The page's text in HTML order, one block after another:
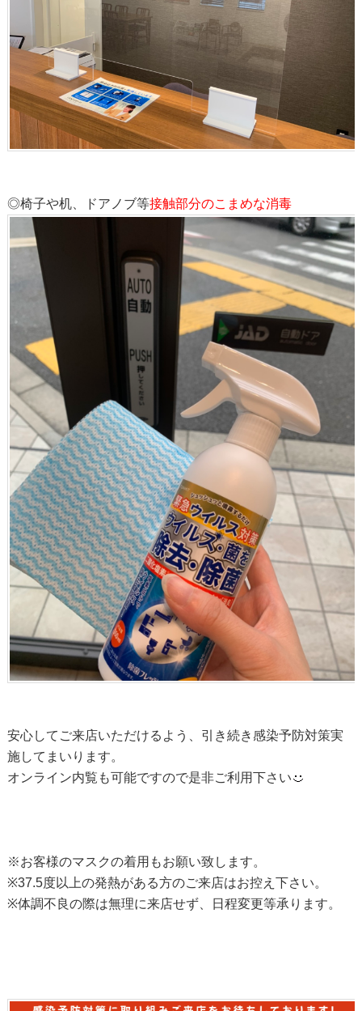
◎椅子や机、ドアノブ等接触部分のこまめな消毒
安心してご来店いただけるよう、引き続き感染予防対策実
施してまいります。
オンライン内覧も可能ですので是非ご利用下さい
※お客様のマスクの着用もお願い致します。
※37.5度以上の発熱がある方のご来店はお控え下さい。
※体調不良の際は無理に来店せず、日程変更等承ります。